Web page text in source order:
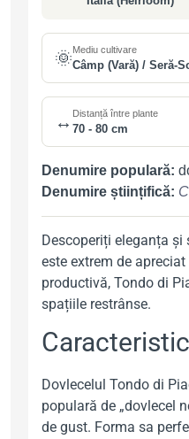
🌞Mediu cultivare
Câmp (Vară) / Seră-
↔️ Distanță între plante
70 - 80 cm
Denumire populară:
Denumire științifică:
Descoperiți eleganța
este extrem de
productivă, Tondo di
spațiile restrânse.
Dovlecelul Tondo di
populară de „dovlecel
de gust. Forma sa